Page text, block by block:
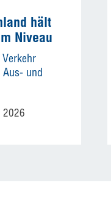
hält
Niveau
und
2026